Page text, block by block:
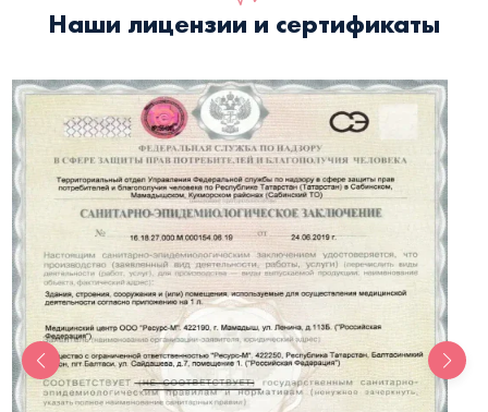
Наши лицензии и сертификаты